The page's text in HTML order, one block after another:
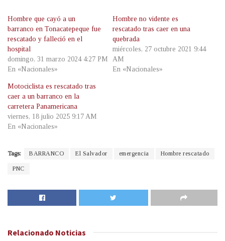
Hombre que cayó a un
barranco en Tonacatepeque fue
rescatado y falleció en el
hospital
domingo, 31 marzo 2024 4:27 PM
En «Nacionales»
Hombre no vidente es
rescatado tras caer en una
quebrada
miércoles, 27 octubre 2021 9:44
AM
En «Nacionales»
Motociclista es rescatado tras
caer a un barranco en la
carretera Panamericana
viernes, 18 julio 2025 9:17 AM
En «Nacionales»
Tags: BARRANCO El Salvador emergencia Hombre rescatado
PNC
Relacionado Noticias